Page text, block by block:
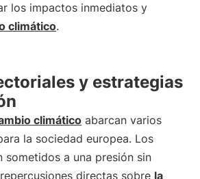
los impactos inmediatos y
climático.
y estrategias
climático abarcan varios
la sociedad europea. Los
sometidos a una presión sin
directas sobre la